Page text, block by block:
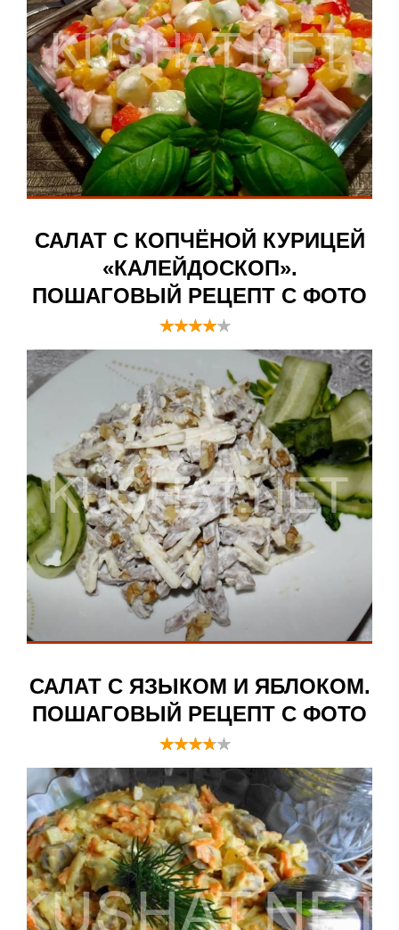
САЛАТ С КОПЧЁНОЙ КУРИЦЕЙ
«КАЛЕЙДОСКОП».
ПОШАГОВЫЙ РЕЦЕПТ С ФОТО
САЛАТ С ЯЗЫКОМ И ЯБЛОКОМ.
ПОШАГОВЫЙ РЕЦЕПТ С ФОТО